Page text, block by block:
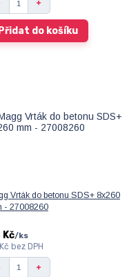
Přidat do košíku
Vrták do betonu SDS+ 8x260
- 27008260
Kč/ks
bez DPH